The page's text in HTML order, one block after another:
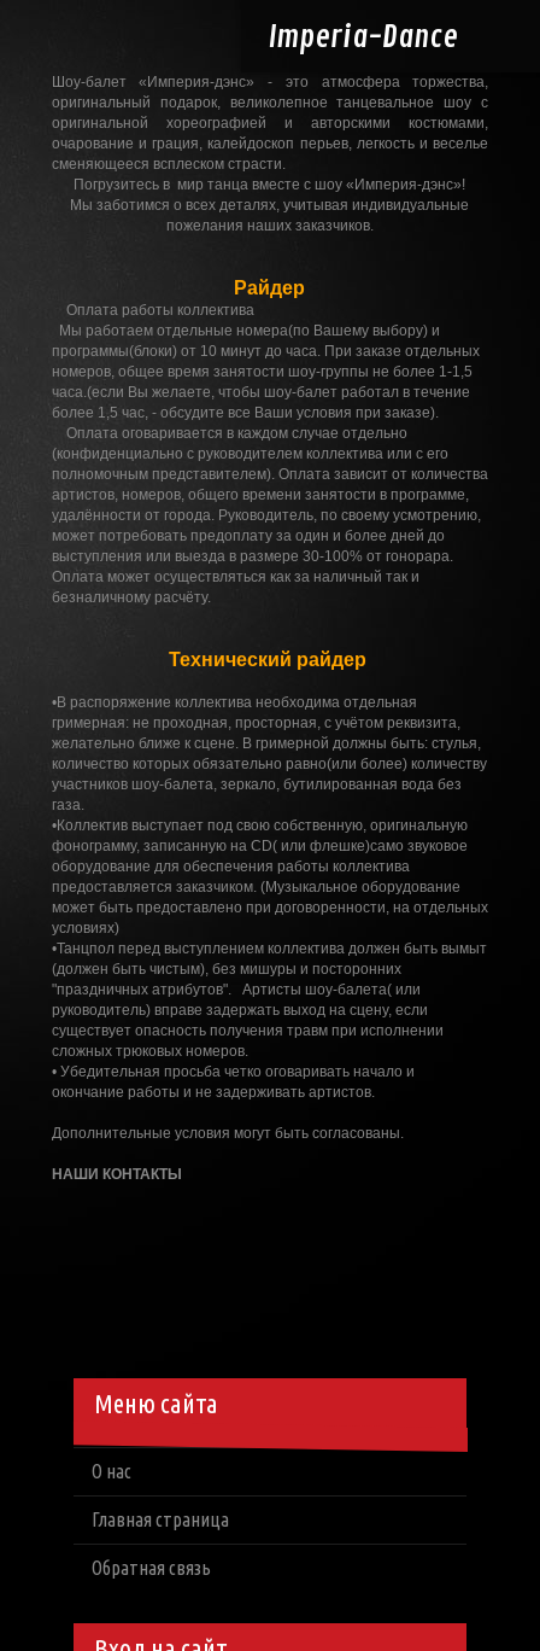
Imperia-Dance
Шоу-балет «Империя-дэнс» - это атмосфера торжества,
оригинальный подарок, великолепное танцевальное шоу с
оригинальной хореографией и авторскими костюмами,
очарование и грация, калейдоскоп перьев, легкость и веселье
сменяющееся всплеском страсти.
Погрузитесь в мир танца вместе с шоу «Империя-дэнс»!
Мы заботимся о всех деталях, учитывая индивидуальные
пожелания наших заказчиков.
Райдер
Оплата работы коллектива
Мы работаем отдельные номера(по Вашему выбору) и
программы(блоки) от 10 минут до часа. При заказе отдельных
номеров, общее время занятости шоу-группы не более 1-1,5
часа.(если Вы желаете, чтобы шоу-балет работал в течение
более 1,5 час, - обсудите все Ваши условия при заказе).
Оплата оговаривается в каждом случае отдельно
(конфиденциально с руководителем коллектива или с его
полномочным представителем). Оплата зависит от количества
артистов, номеров, общего времени занятости в программе,
удалённости от города. Руководитель, по своему усмотрению,
может потребовать предоплату за один и более дней до
выступления или выезда в размере 30-100% от гонорара.
Оплата может осуществляться как за наличный так и
безналичному расчёту.
Технический райдер
•В распоряжение коллектива необходима отдельная
гримерная: не проходная, просторная, с учётом реквизита,
желательно ближе к сцене. В гримерной должны быть: стулья,
количество которых обязательно равно(или более) количеству
участников шоу-балета, зеркало, бутилированная вода без
газа.
•Коллектив выступает под свою собственную, оригинальную
фонограмму, записанную на CD( или флешке)само звуковое
оборудование для обеспечения работы коллектива
предоставляется заказчиком. (Музыкальное оборудование
может быть предоставлено при договоренности, на отдельных
условиях)
•Танцпол перед выступлением коллектива должен быть вымыт
(должен быть чистым), без мишуры и посторонних
"праздничных атрибутов". Артисты шоу-балета( или
руководитель) вправе задержать выход на сцену, если
существует опасность получения травм при исполнении
сложных трюковых номеров.
• Убедительная просьба четко оговаривать начало и
окончание работы и не задерживать артистов.
Дополнительные условия могут быть согласованы.
НАШИ КОНТАКТЫ
Меню сайта
О нас
Главная страница
Обратная связь